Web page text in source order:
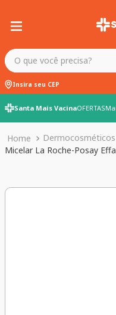
O que você precisa?
Insira seu CEP
Santa Mais VacinaOFERTAS
Dermocosméticos
Micelar La Roche-Posay